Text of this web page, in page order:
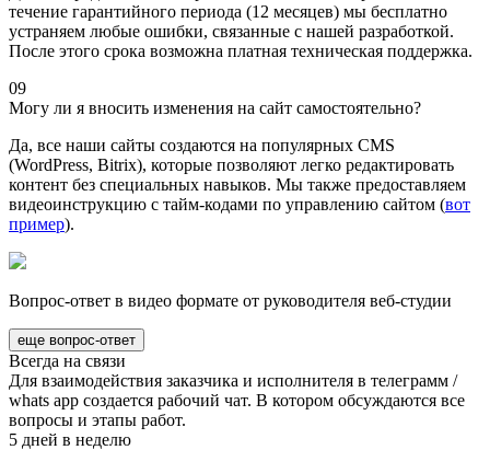
течение гарантийного периода (12 месяцев) мы бесплатно
устраняем любые ошибки, связанные с нашей разработкой.
После этого срока возможна платная техническая поддержка.
09
Могу ли я вносить изменения на сайт самостоятельно?
Да, все наши сайты создаются на популярных CMS
(WordPress, Bitrix), которые позволяют легко редактировать
контент без специальных навыков. Мы также предоставляем
видеоинструкцию с тайм-кодами по управлению сайтом (вот
пример).
Вопрос-ответ в видео формате от руководителя веб-студии
еще вопрос-ответ
Всегда на связи
Для взаимодействия заказчика и исполнителя в телеграмм /
whats app создается рабочий чат. В котором обсуждаются все
вопросы и этапы работ.
5 дней в неделю